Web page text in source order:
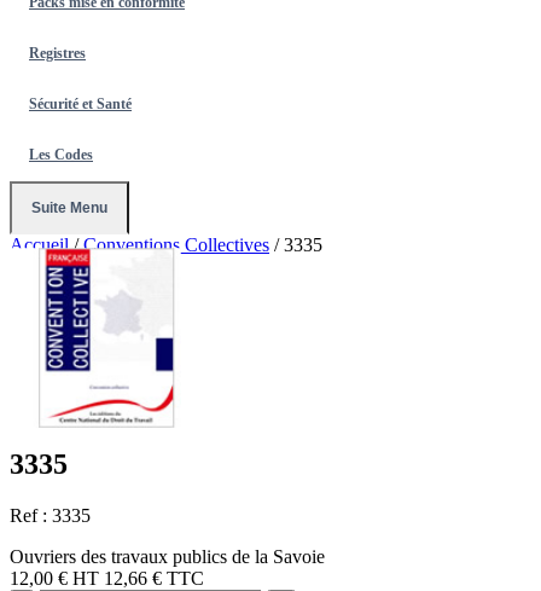
Registres
Sécurité et Santé
Les Codes
Suite Menu
Accueil / Conventions Collectives / 3335
3335
Ref : 3335
Ouvriers des travaux publics de la Savoie
12,00 € HT 12,66 € TTC